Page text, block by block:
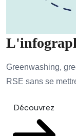
Greenwashing,
RSE sans se
Découvrez